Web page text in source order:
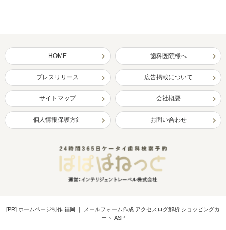
HOME 歯科医院様へ
プレスリリース 広告掲載について
サイトマップ 会社概要
個人情報保護方針 お問い合わせ
[PR] ホームページ制作 福岡 ｜
メールフォーム作成 アクセスログ解析 ショッピングカ
ート ASP